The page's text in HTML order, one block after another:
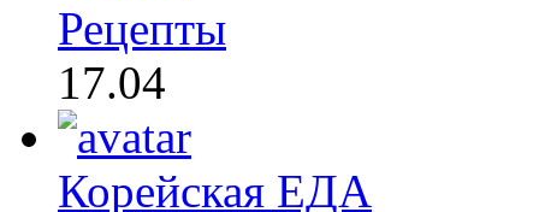
Рецепты
17.04
Корейская ЕДА